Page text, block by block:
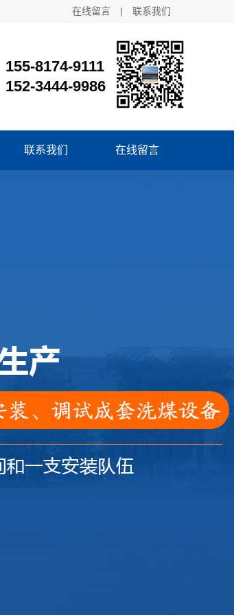
在线留言 | 联系我们
155-8174-9111
152-3444-9986
联系我们 在线留言